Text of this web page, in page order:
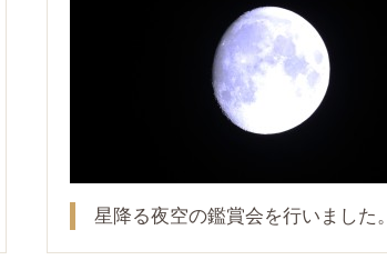
星降る夜空の鑑賞会を行いました。